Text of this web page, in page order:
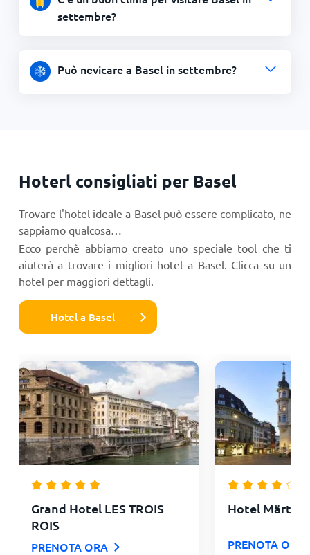
settembre?
Può nevicare a Basel in settembre?
Hoterl consigliati per Basel
Trovare l'hotel ideale a Basel può essere complicato, ne
sappiamo qualcosa…
Ecco perchè abbiamo creato uno speciale tool che ti
aiuterà a trovare i migliori hotel a Basel. Clicca su un
hotel per maggiori dettagli.
Hotel a Basel
Grand Hotel LES TROIS
ROIS
PRENOTA ORA
Hotel
PRENOTA ORA